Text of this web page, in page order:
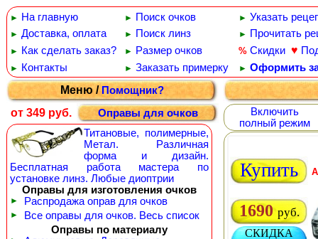
► На главную ► Поиск очков ► Указать
► Доставка, оплата ► Поиск линз ► Прочитать
► Как сделать заказ? ► Размер очков % Скидки ♥
► Контакты ► Заказать примерку ► Оформить
Меню /Помощник?
от 349 руб.
Оправы для очков
Титановые, полимерные,
Метал. Различная
форма и дизайн.
Бесплатная работа мастера по
установке линз. Любые диоптрии
Оправы для изготовления очков
► Распродажа оправ для очков
►
Все оправы для очков. Весь список
Оправы по материалу
Включить
полный режим
Купить
1690 руб.
СКИДКА